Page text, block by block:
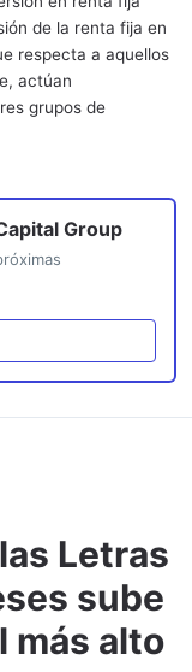
de la renta fija en
respecta a aquellos
actúan
grupos de
Group
Letras
sube
más alto